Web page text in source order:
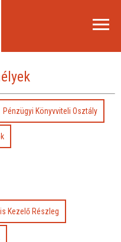
Pénzügyi Könyvviteli Osztály
Kezelő Részleg